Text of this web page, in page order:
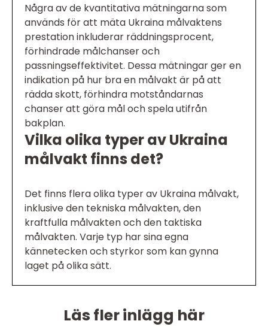
Några av de kvantitativa mätningarna som
används för att mäta Ukraina målvaktens
prestation inkluderar räddningsprocent,
förhindrade målchanser och
passningseffektivitet. Dessa mätningar ger en
indikation på hur bra en målvakt är på att
rädda skott, förhindra motståndarnas
chanser att göra mål och spela utifrån
bakplan.
Vilka olika typer av Ukraina
målvakt finns det?
Det finns flera olika typer av Ukraina målvakt,
inklusive den tekniska målvakten, den
kraftfulla målvakten och den taktiska
målvakten. Varje typ har sina egna
kännetecken och styrkor som kan gynna
laget på olika sätt.
Läs fler inlägg här